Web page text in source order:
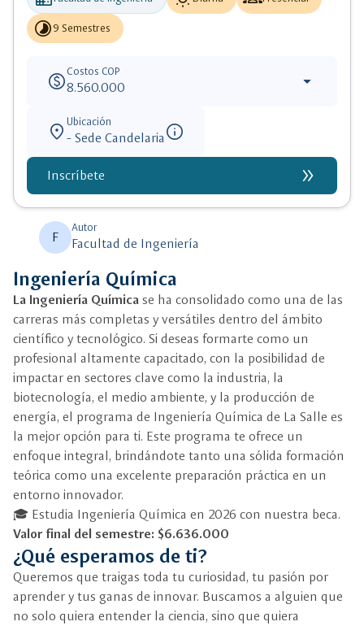
timelapse 9 Semestres
paid Costos COP
8.560.000 arrow_drop_down
location_on Ubicación
- Sede Candelariainfo
Inscríbete double_arrow
F
Autor
Facultad de Ingeniería
Ingeniería Química
La Ingeniería Química se ha consolidado como una de las
carreras más completas y versátiles dentro del ámbito
científico y tecnológico. Si deseas formarte como un
profesional altamente capacitado, con la posibilidad de
impactar en sectores clave como la industria, la
biotecnología, el medio ambiente, y la producción de
energía, el programa de Ingeniería Química de La Salle es
la mejor opción para ti. Este programa te ofrece un
enfoque integral, brindándote tanto una sólida formación
teórica como una excelente preparación práctica en un
entorno innovador.
🎓 Estudia Ingeniería Química en 2026 con nuestra beca.
Valor final del semestre: $6.636.000
¿Qué esperamos de ti?
Queremos que traigas toda tu curiosidad, tu pasión por
aprender y tus ganas de innovar. Buscamos a alguien que
no solo quiera entender la ciencia, sino que quiera